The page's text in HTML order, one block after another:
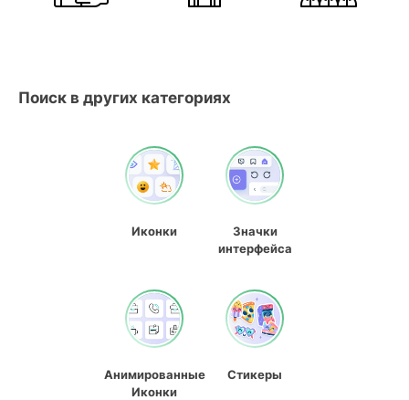
Поиск в других категориях
Иконки
Значки
интерфейса
Анимированные
Иконки
Стикеры